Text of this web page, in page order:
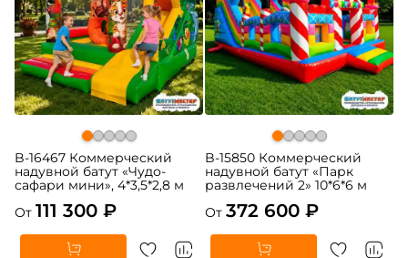
B-16467 Коммерческий
надувной батут «Чудо-
сафари мини», 4*3,5*2,8 м
От 111 300 ₽
B-15850 Коммерческий
надувной батут «Парк
развлечений 2» 10*6*6 м
От 372 600 ₽